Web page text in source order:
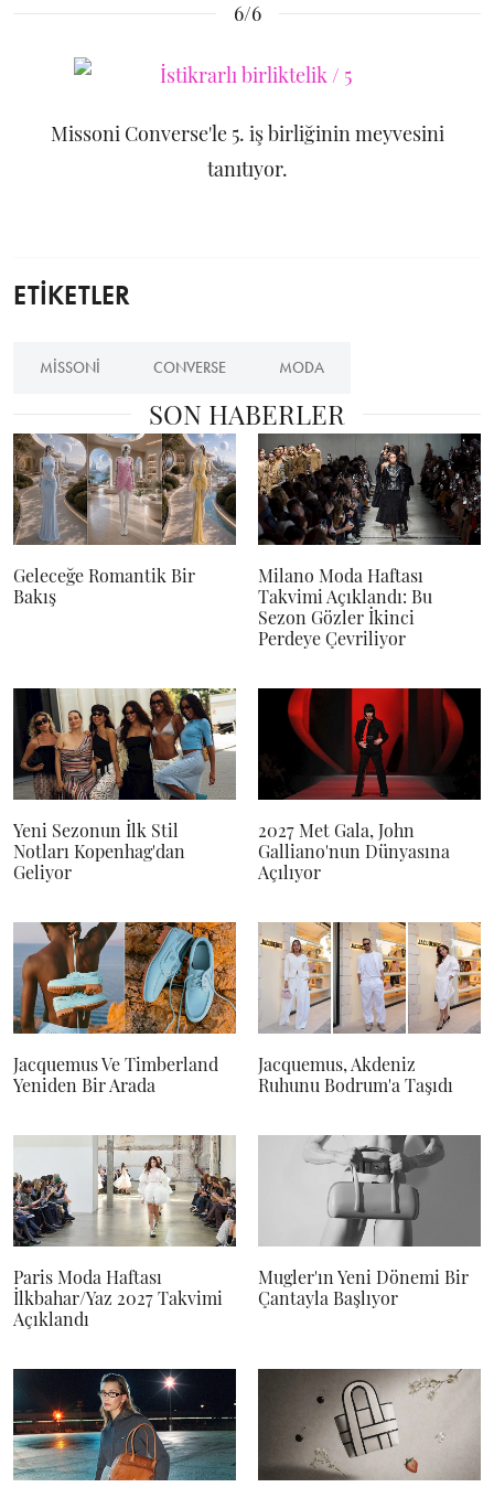
6/6
Missoni Converse'le 5. iş birliğinin meyvesini
tanıtıyor.
ETİKETLER
MISSONI CONVERSE MODA
SON HABERLER
Geleceğe Romantik Bir
Bakış
Milano Moda Haftası
Takvimi Açıklandı: Bu
Sezon Gözler İkinci
Perdeye Çevriliyor
Yeni Sezonun İlk Stil
Notları Kopenhag'dan
Geliyor
2027 Met Gala, John
Galliano'nun Dünyasına
Açılıyor
Jacquemus Ve Timberland
Yeniden Bir Arada
Jacquemus, Akdeniz
Ruhunu Bodrum'a Taşıdı
Paris Moda Haftası
İlkbahar/Yaz 2027 Takvimi
Açıklandı
Mugler'ın Yeni Dönemi Bir
Çantayla Başlıyor